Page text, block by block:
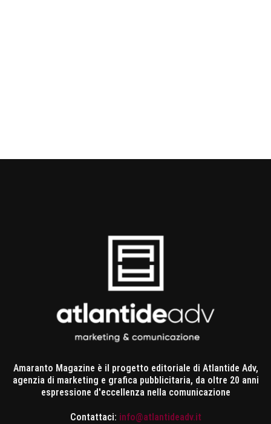
Amaranto Magazine è il progetto editoriale di Atlantide Adv,
agenzia di marketing e grafica pubblicitaria, da oltre 20 anni
espressione d'eccellenza nella comunicazione
Contattaci: info@atlantideadv.it